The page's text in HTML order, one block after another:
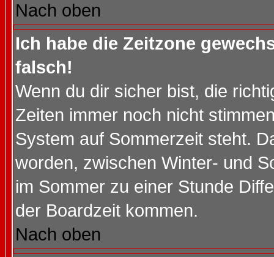
Nach oben
Ich habe die Zeitzone
falsch!
Wenn du dir sicher bist, die
Zeiten immer noch nicht
System auf Sommerzeit steht.
worden, zwischen Winter- und
im Sommer zu einer Stunde
der Boardzeit kommen.
Nach oben